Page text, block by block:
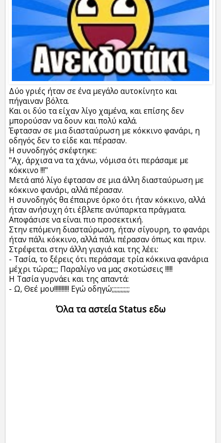
Δύο γριές ήταν σε ένα μεγάλο αυτοκίνητο και
πήγαιναν βόλτα.
Και οι δύο τα είχαν λίγο χαμένα, και επίσης δεν
μπορούσαν να δουν και πολύ καλά.
Έφτασαν σε μια διασταύρωση με κόκκινο φανάρι, η
οδηγός δεν το είδε και πέρασαν.
Η συνοδηγός σκέφτηκε:
"Αχ, άρχισα να τα χάνω, νόμισα ότι περάσαμε με
κόκκινο !!!"
Μετά από λίγο έφτασαν σε μια άλλη διασταύρωση με
κόκκινο φανάρι, αλλά πέρασαν.
Η συνοδηγός θα έπαιρνε όρκο ότι ήταν κόκκινο, αλλά
ήταν ανήσυχη ότι έβλεπε ανύπαρκτα πράγματα.
Αποφάσισε να είναι πιο προσεκτική.
Στην επόμενη διασταύρωση, ήταν σίγουρη, το φανάρι
ήταν πάλι κόκκινο, αλλά πάλι πέρασαν όπως και πριν.
Στρέφεται στην άλλη γιαγιά και της λέει:
- Τασία, το ξέρεις ότι περάσαμε τρία κόκκινα φανάρια
μέχρι τώρα;;;; Παραλίγο να μας σκοτώσεις !!!!!
Η Τασία γυρνάει και της απαντά:
- Ω, Θεέ μου!!!!!!!!!! Εγώ οδηγώ;;;;;;;;;;;;
Όλα τα αστεία Status εδω